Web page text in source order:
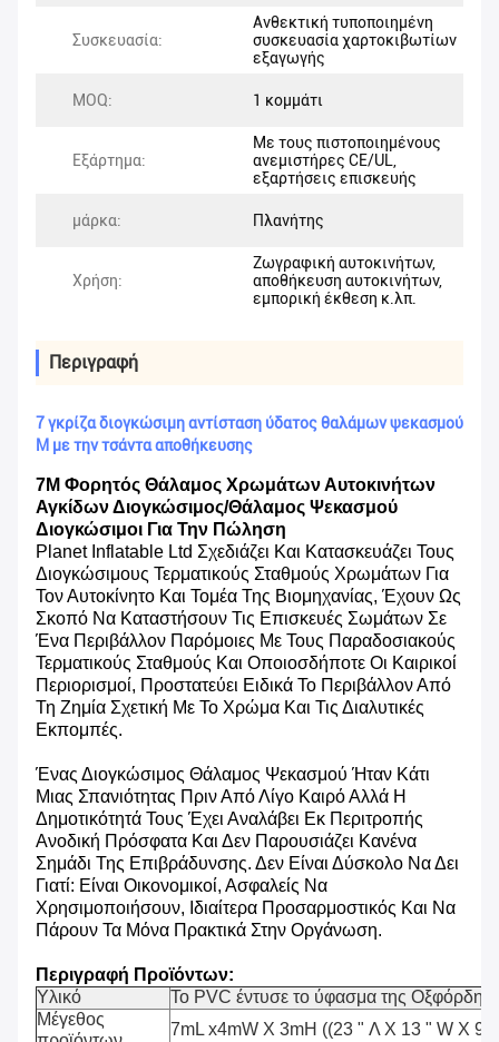
Συσκευασία:
Ανθεκτική τυποποιημένη
συσκευασία χαρτοκιβωτίων
εξαγωγής
MOQ: 1 κομμάτι
Εξάρτημα:
Με τους πιστοποιημένους
ανεμιστήρες CE/UL,
εξαρτήσεις επισκευής
μάρκα: Πλανήτης
Χρήση:
Ζωγραφική αυτοκινήτων,
αποθήκευση αυτοκινήτων,
εμπορική έκθεση κ.λπ.
Περιγραφή
7 γκρίζα διογκώσιμη αντίσταση ύδατος θαλάμων ψεκασμού
Μ με την τσάντα αποθήκευσης
7M Φορητός Θάλαμος Χρωμάτων Αυτοκινήτων
Αγκίδων Διογκώσιμος/θάλαμος Ψεκασμού
Διογκώσιμοι Για Την Πώληση
Planet Inflatable Ltd Σχεδιάζει Και Κατασκευάζει Τους
Διογκώσιμους Τερματικούς Σταθμούς Χρωμάτων Για
Τον Αυτοκίνητο Και Τομέα Της Βιομηχανίας, Έχουν Ως
Σκοπό Να Καταστήσουν Τις Επισκευές Σωμάτων Σε
Ένα Περιβάλλον Παρόμοιες Με Τους Παραδοσιακούς
Τερματικούς Σταθμούς Και Οποιοσδήποτε Οι Καιρικοί
Περιορισμοί, Προστατεύει Ειδικά Το Περιβάλλον Από
Τη Ζημία Σχετική Με Το Χρώμα Και Τις Διαλυτικές
Εκπομπές.
Ένας Διογκώσιμος Θάλαμος Ψεκασμού Ήταν Κάτι
Μιας Σπανιότητας Πριν Από Λίγο Καιρό Αλλά Η
Δημοτικότητά Τους Έχει Αναλάβει Εκ Περιτροπής
Ανοδική Πρόσφατα Και Δεν Παρουσιάζει Κανένα
Σημάδι Της Επιβράδυνσης. Δεν Είναι Δύσκολο Να Δει
Γιατί: Είναι Οικονομικοί, Ασφαλείς Να
Χρησιμοποιήσουν, Ιδιαίτερα Προσαρμοστικός Και Να
Πάρουν Τα Μόνα Πρακτικά Στην Οργάνωση.
Περιγραφή Προϊόντων:
Υλικό
Το PVC έντυσε το ύφασμα της Οξφόρδης
Μέγεθος
7mL x4mW Χ 3mH ((23 " Λ Χ 13 " W Χ